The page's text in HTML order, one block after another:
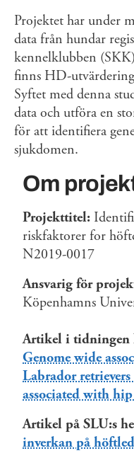
Projektet har under
data från hundar
kennelklubben
finns HD-
Syftet med denna
data och utföra en
för att identifiera
sjukdomen.
Om
Projekttitel:
riskfaktorer for
N2019-0017
Ansvarig för
Köpenhamns
Artikel i tidningen
Genome wide
Labrador
associated with
Artikel på SLU:s
inverkan på